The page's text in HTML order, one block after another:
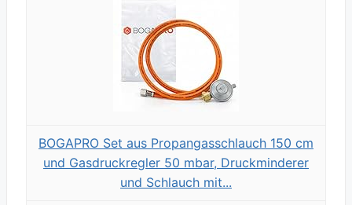
BOGAPRO Set aus Propangasschlauch 150 cm
und Gasdruckregler 50 mbar, Druckminderer
und Schlauch mit...